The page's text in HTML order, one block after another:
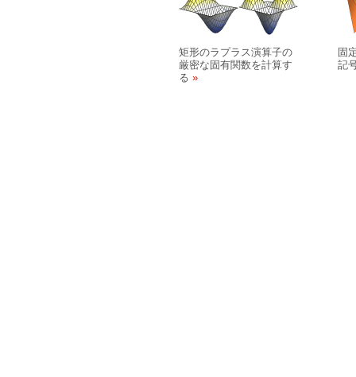
矩形のラプラス演算子の
厳密な固有関数を計算す
る
固
記